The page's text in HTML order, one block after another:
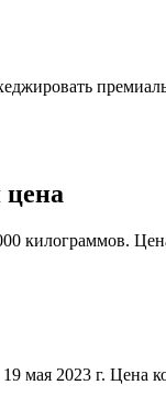
килограммов.
2023 г. Цена